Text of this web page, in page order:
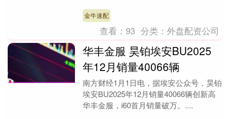
金牛速配
查看：93 分类：外盘配资公司
华丰金服 昊铂埃安BU2025
年12月销量40066辆
南方财经1月1日电，据埃安公众号，昊铂
埃安BU2025年12月销量40066辆创新高
华丰金服，i60首月销量破万。....